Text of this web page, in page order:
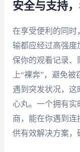
安全与支持
在享受便利的同时
输都应经过高强度
保你的观看记录、
上“裸奔”，避免
遇到突发状况，这
心丸。一个拥有实
商，能在你遇到连
供有效解决方案，